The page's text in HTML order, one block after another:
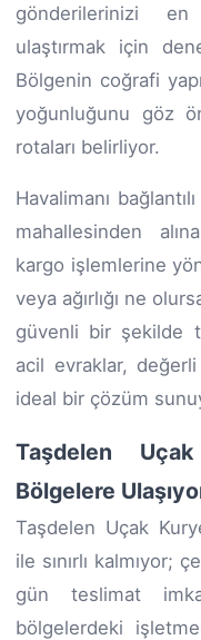
gönderilerinizi
ulaştırmak için
Bölgenin coğrafi
yoğunluğunu göz
rotaları belirliyor.
Havalimanı
mahallesinden
kargo işlemlerine
veya ağırlığı ne
güvenli bir şekilde
acil evraklar,
ideal bir çözüm
Taşdelen
Bölgelere
Taşdelen Uçak
ile sınırlı kalmıyor;
gün teslimat
bölgelerdeki